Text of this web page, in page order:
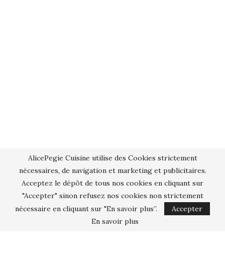
AlicePegie Cuisine utilise des Cookies strictement
nécessaires, de navigation et marketing et publicitaires.
Acceptez le dépôt de tous nos cookies en cliquant sur
"Accepter" sinon refusez nos cookies non strictement
nécessaire en cliquant sur "En savoir plus”.
Accepter
En savoir plus